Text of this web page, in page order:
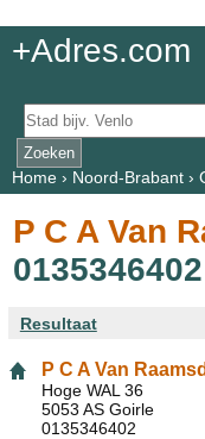
+Adres.com
Home› Noord-Brabant›
P C A Van
0135346402
Resultaat
P C A Van
Hoge WAL 36
5053 AS Goirle
0135346402